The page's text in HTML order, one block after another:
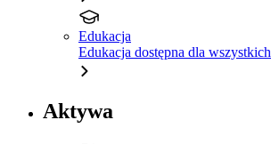
Edukacja
Edukacja dostępna dla wszystkich
Aktywa